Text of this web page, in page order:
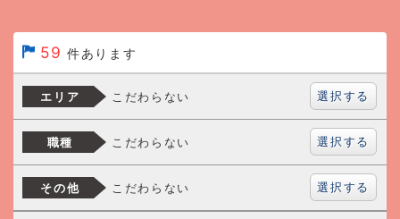
59 件あります
エリア こだわらない 選択する
職種 こだわらない 選択する
その他 こだわらない 選択する